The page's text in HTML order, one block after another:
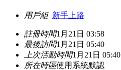
用戶組 新手上路
註冊時間1月21日 03:58
最後訪問1月21日 05:40
上次活動時間1月21日 05:40
所在時區使用系統默認